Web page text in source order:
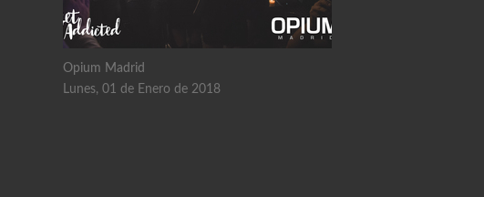
Opium Madrid
Lunes, 01 de Enero de 2018